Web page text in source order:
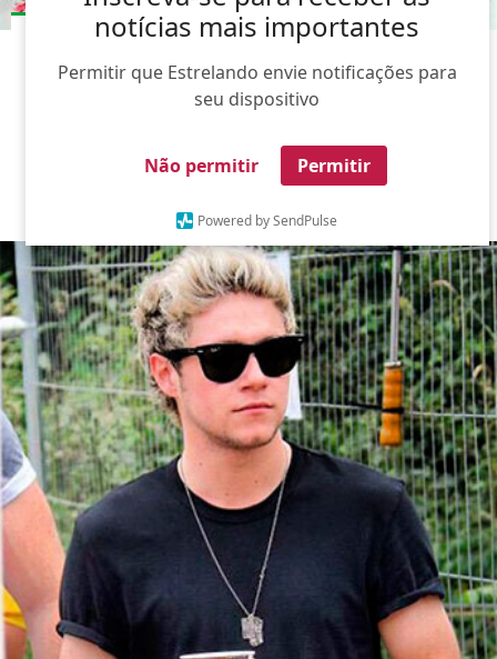
notícias mais importantes
Permitir que Estrelando envie notificações para
seu dispositivo
Não permitir Permitir
Powered by SendPulse
VOCÊ SABE TUDO SOBRE DULCE MARÍA?
12/Jul/2015